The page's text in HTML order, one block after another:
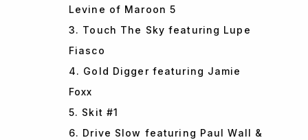
Levine of Maroon 5
3. Touch The Sky featuring Lupe
Fiasco
4. Gold Digger featuring Jamie
Foxx
5. Skit #1
6. Drive Slow featuring Paul Wall &